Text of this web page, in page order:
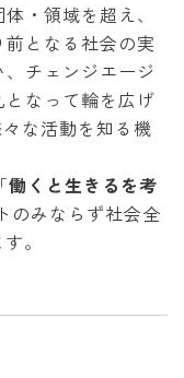
・領域を超え、
前となる社会の実
チェンジエージ
なって輪を広げ
な活動を知る機
働くと生きるを考
のみならず社会全
。